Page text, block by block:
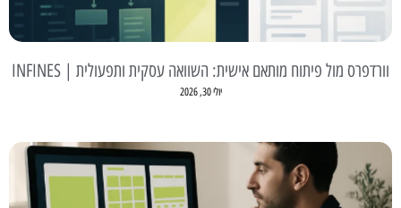
וורדפרס מול פיתוח מותאם אישית: השוואה עסקית ותפעולית | INFINES
יולי 30, 2026